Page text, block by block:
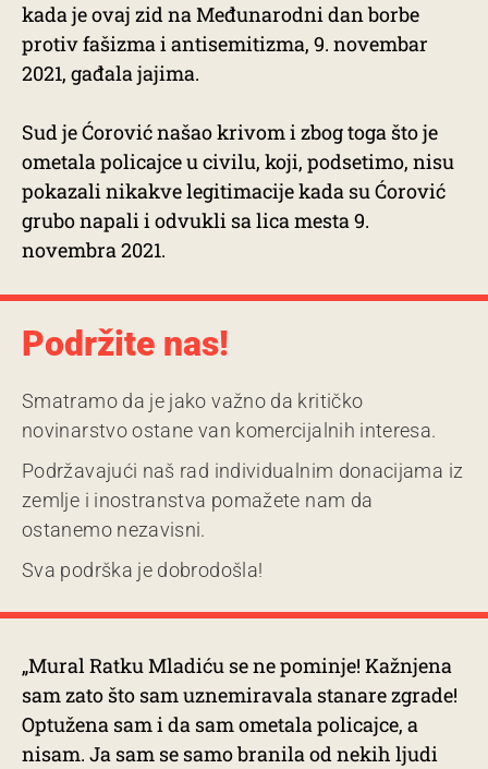
kada je ovaj zid na Međunarodni dan borbe
protiv fašizma i antisemitizma, 9. novembar
2021, gađala jajima.
Sud je Ćorović našao krivom i zbog toga što je
ometala policajce u civilu, koji, podsetimo, nisu
pokazali nikakve legitimacije kada su Ćorović
grubo napali i odvukli sa lica mesta 9.
novembra 2021.
Podržite nas!
Smatramo da je jako važno da kritičko
novinarstvo ostane van komercijalnih interesa.
Podržavajući naš rad individualnim donacijama iz
zemlje i inostranstva pomažete nam da
ostanemo nezavisni.
Sva podrška je dobrodošla!
„Mural Ratku Mladiću se ne pominje! Kažnjena
sam zato što sam uznemiravala stanare zgrade!
Optužena sam i da sam ometala policajce, a
nisam. Ja sam se samo branila od nekih ljudi